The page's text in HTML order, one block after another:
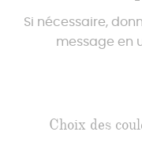
Si nécessaire,
message en
Choix des